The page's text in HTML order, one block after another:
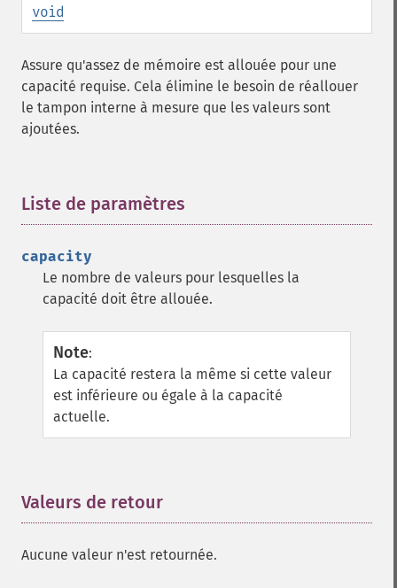
void
Assure qu'assez de mémoire est allouée pour une
capacité requise. Cela élimine le besoin de réallouer
le tampon interne à mesure que les valeurs sont
ajoutées.
Liste de paramètres
capacity
Le nombre de valeurs pour lesquelles la
capacité doit être allouée.
Note:
La capacité restera la même si cette valeur
est inférieure ou égale à la capacité
actuelle.
Valeurs de retour
Aucune valeur n'est retournée.